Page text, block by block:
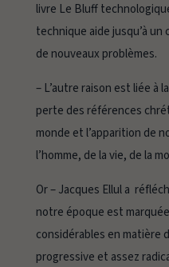
livre Le Bluff
technique aide jusqu’à
de nouveaux problèmes.
– L’autre raison est liée à la
perte des références
monde et l’apparition de
l’homme, de la vie, de la
Or – Jacques Ellul a
notre époque est
considérables en matière
progressive et assez